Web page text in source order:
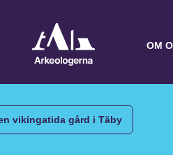
OM
vikingatida gård i Täby